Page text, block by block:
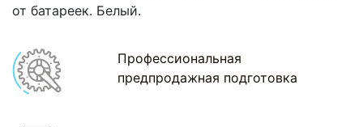
от батареек. Белый.
Профессиональная
предпродажная подготовка